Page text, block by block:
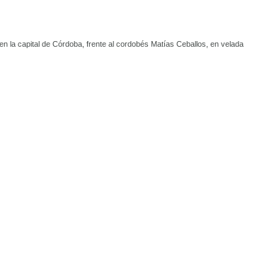
la capital de Córdoba, frente al cordobés Matías Ceballos, en velada